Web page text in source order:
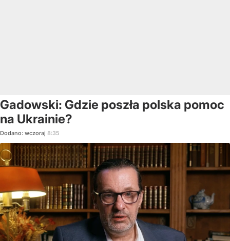
Gadowski: Gdzie poszła polska pomoc
na Ukrainie?
Dodano: wczoraj 8:35